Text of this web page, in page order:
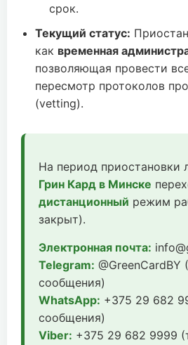
срок.
Текущий статус:
как временная
позволяющая провести
пересмотр протоколов
(vetting).
На период приостановки
Грин Кард в Минске
дистанционный режим
закрыт).
Электронная почта:
Telegram: @GreenCardBY
сообщения)
WhatsApp: +375 29 682
сообщения)
Viber: +375 29 682 9999